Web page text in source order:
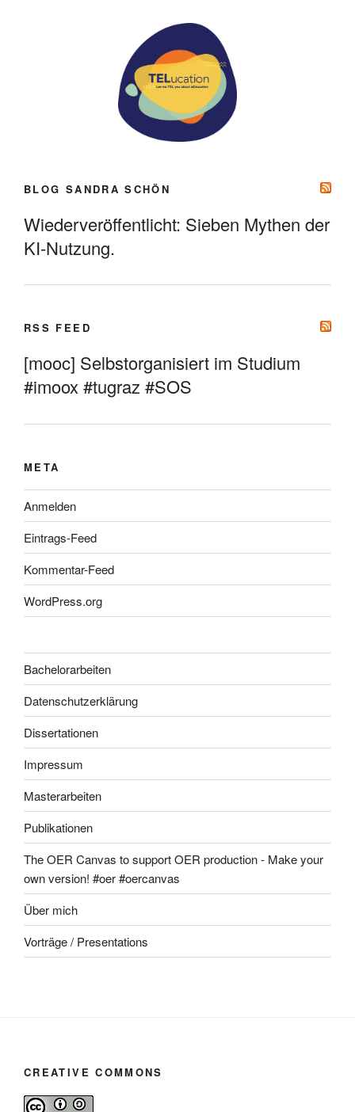
BLOG SANDRA SCHÖN
Wiederveröffentlicht: Sieben Mythen der
KI-Nutzung.
RSS FEED
[mooc] Selbstorganisiert im Studium
#imoox #tugraz #SOS
META
Anmelden
Eintrags-Feed
Kommentar-Feed
WordPress.org
Bachelorarbeiten
Datenschutzerklärung
Dissertationen
Impressum
Masterarbeiten
Publikationen
The OER Canvas to support OER production - Make your
own version! #oer #oercanvas
Über mich
Vorträge / Presentations
CREATIVE COMMONS